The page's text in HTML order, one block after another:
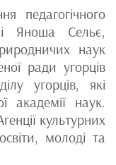
педагогічного
Яноша Сельє,
наук
ради угорців
угорців, які
академії наук.
культурних
молоді та